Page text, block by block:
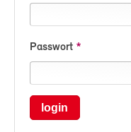
Passwort
login